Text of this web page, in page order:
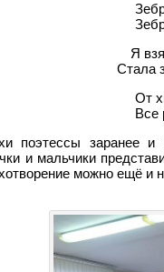
Я
Стала
От
Все
поэтессы заранее
и мальчики
можно ещё и